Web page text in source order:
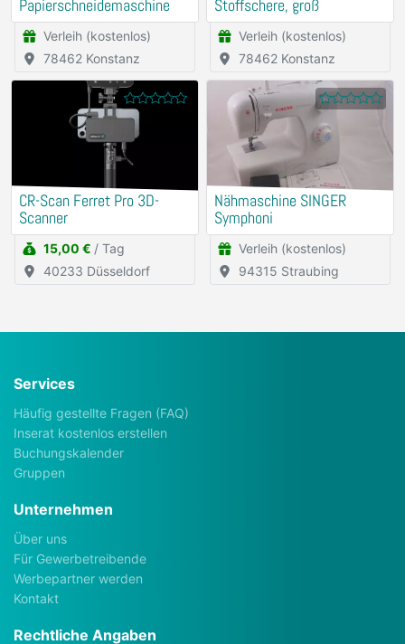
Papierschneidemaschine
Verleih (kostenlos)
78462 Konstanz
Stoffschere, groß
Verleih (kostenlos)
78462 Konstanz
CR-Scan Ferret Pro 3D-
Scanner
15,00 € / Tag
40233 Düsseldorf
Nähmaschine SINGER
Symphoni
Verleih (kostenlos)
94315 Straubing
Services
Häufig gestellte Fragen (FAQ)
Inserat kostenlos erstellen
Buchungskalender
Gruppen
Unternehmen
Über uns
Für Gewerbetreibende
Werbepartner werden
Kontakt
Rechtliche Angaben